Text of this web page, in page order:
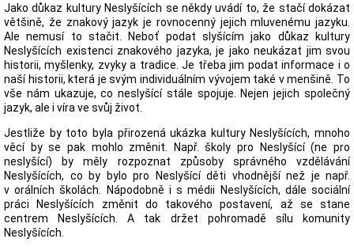
Jako důkaz kultury Neslyšících se někdy uvádí to, že stačí dokázat
většině, že znakový jazyk je rovnocenný jejich mluvenému jazyku.
Ale nemusí to stačit. Neboť podat slyšícím jako důkaz kultury
Neslyšících existenci znakového jazyka, je jako neukázat jim svou
historii, myšlenky, zvyky a tradice. Je třeba jim podat informace i o
naší historii, která je svým individuálním vývojem také v menšině. To
vše nám ukazuje, co neslyšící stále spojuje. Nejen jejich společný
jazyk, ale i víra ve svůj život.
Jestliže by toto byla přirozená ukázka kultury Neslyšících, mnoho
věcí by se pak mohlo změnit. Např. školy pro Neslyšící (ne pro
neslyšící) by měly rozpoznat způsoby správného vzdělávání
Neslyšících, co by bylo pro Neslyšící děti vhodnější než je např.
v orálních školách. Nápodobně i s médii Neslyšících, dále sociální
práci Neslyšících změnit do takového postavení, až se stane
centrem Neslyšících. A tak držet pohromadě sílu komunity
Neslyšících.